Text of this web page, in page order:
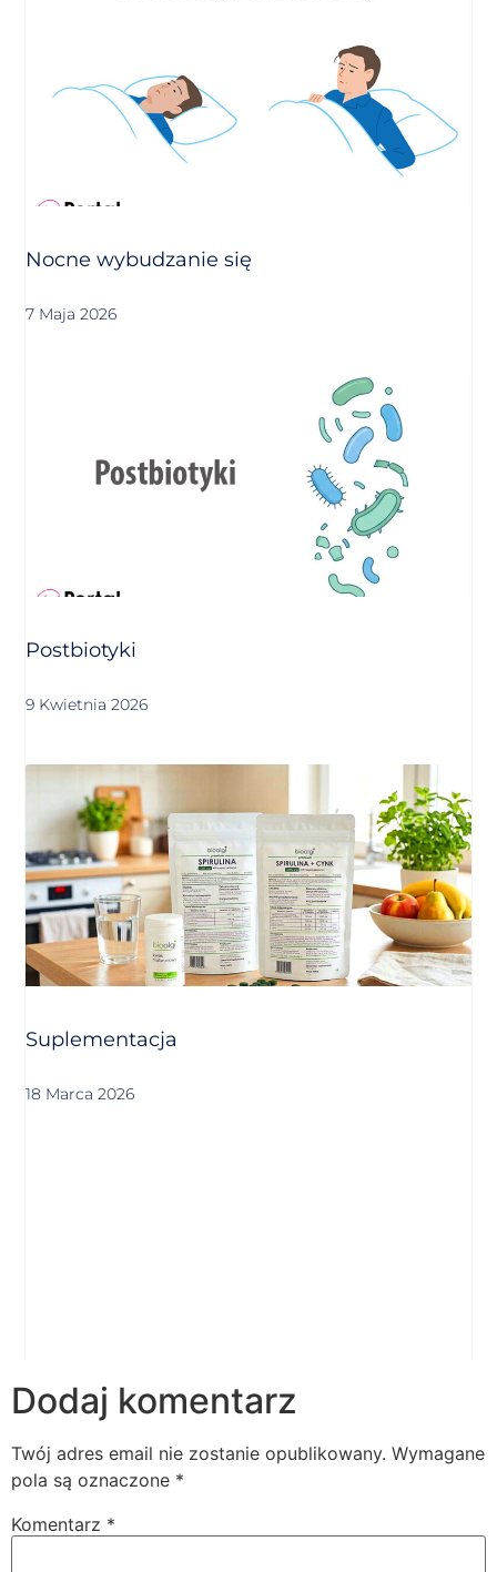
Nocne wybudzanie się
7 Maja 2026
Postbiotyki
9 Kwietnia 2026
Suplementacja
18 Marca 2026
Dodaj komentarz
Twój adres email nie zostanie opublikowany. Wymagane
pola są oznaczone *
Komentarz *